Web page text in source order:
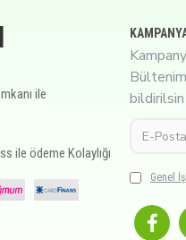
ile
ile ödeme Kolaylığı
bildirilsin
Genel